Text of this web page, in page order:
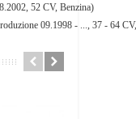
52 CV, Benzina)
09.1998 - ..., 37 - 64 CV,